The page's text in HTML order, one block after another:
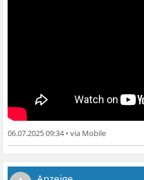
06.07.2025 09:34•